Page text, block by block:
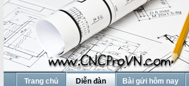
Trang chủ Diễn đàn Bài gửi hôm nay